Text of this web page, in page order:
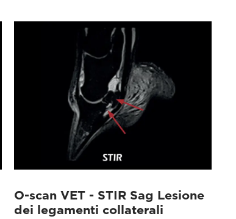
O-scan VET - STIR Sag Lesione
dei legamenti collaterali